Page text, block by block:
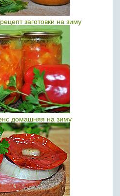
заготовки на зиму
домашняя на зиму